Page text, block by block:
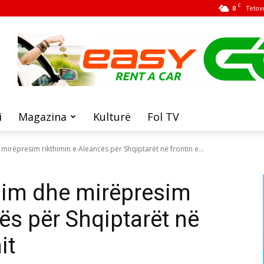
8 C
Magazina Kulturë Fol TV
mirëpresim rikthimin e Aleancës për Shqiptarët në frontin e...
dhe mirëpresim
për Shqiptarët në